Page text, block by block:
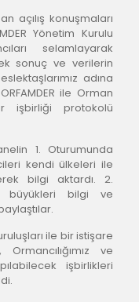
açılış konuşmaları
Yönetim Kurulu
selamlayarak
sonuç ve verilerin
adına
ile Orman
işbirliği protokolü
1. Oturumunda
kendi ülkeleri ile
bilgi aktardı. 2.
büyükleri bilgi ve
ile bir istişare
Ormancılığımız ve
işbirlikleri